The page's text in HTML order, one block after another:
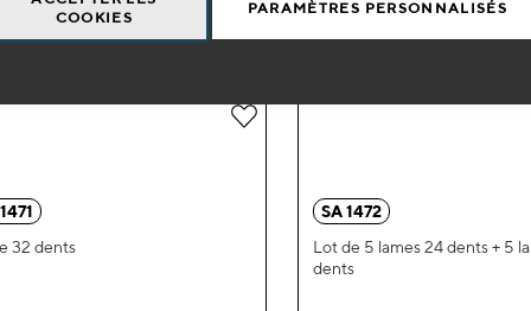
COOKIES
PARAMÈTRES PERSONNALISÉS
32 dents
Ajouter
SA 1472
Lot de 5 lames 24 dents + 5
dents